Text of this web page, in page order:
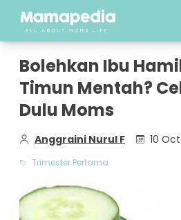
Bolehkan Ibu
Timun Mentah?
Dulu Moms
Anggraini Nurul F 10 Oct
Trimester Pertama